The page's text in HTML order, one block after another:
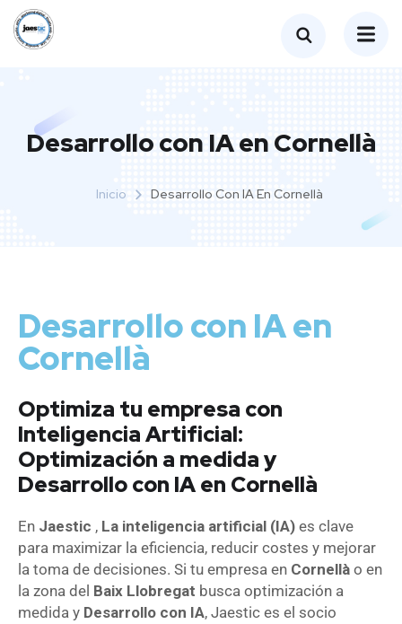
Desarrollo con IA en Cornellà
Inicio Desarrollo Con IA En Cornellà
Desarrollo con IA en
Cornellà
Optimiza tu empresa con
Inteligencia Artificial:
Optimización a medida y
Desarrollo con IA en Cornellà
En Jaestic , La inteligencia artificial (IA) es clave
para maximizar la eficiencia, reducir costes y mejorar
la toma de decisiones. Si tu empresa en Cornellà o en
la zona del Baix Llobregat busca optimización a
medida y Desarrollo con IA, Jaestic es el socio